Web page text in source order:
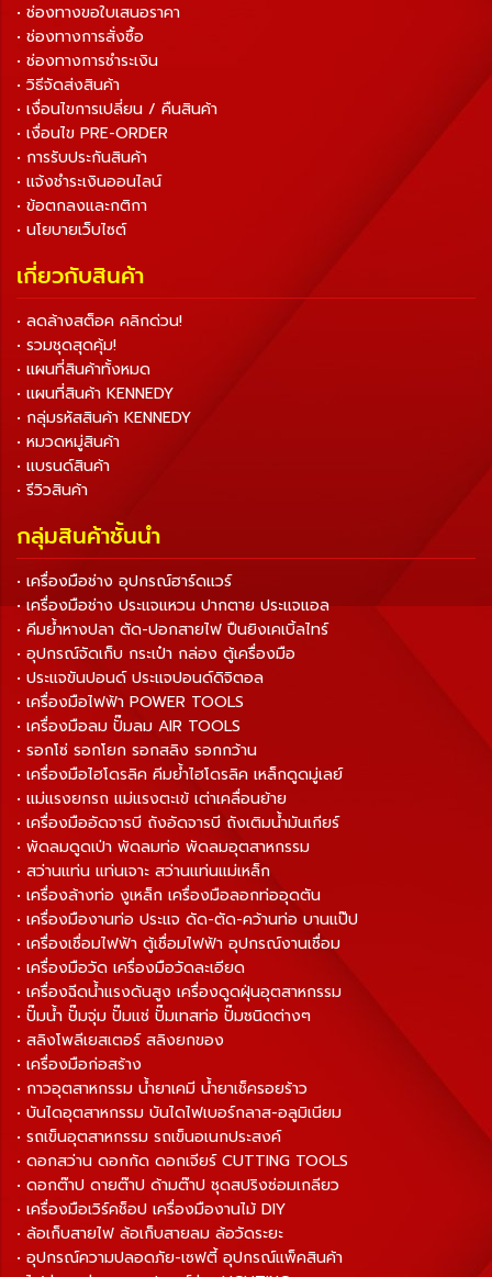
• ช่องทางขอใบเสนอราคา
• ช่องทางการสั่งซื้อ
• ช่องทางการชำระเงิน
• วิธีจัดส่งสินค้า
• เงื่อนไขการเปลี่ยน / คืนสินค้า
• เงื่อนไข PRE-ORDER
• การรับประกันสินค้า
• แจ้งชำระเงินออนไลน์
• ข้อตกลงและกติกา
• นโยบายเว็บไซต์
เกี่ยวกับสินค้า
• ลดล้างสต็อค คลิกด่วน!
• รวมชุดสุดคุ้ม!
• แผนที่สินค้าทั้งหมด
• แผนที่สินค้า KENNEDY
• กลุ่มรหัสสินค้า KENNEDY
• หมวดหมู่สินค้า
• แบรนด์สินค้า
• รีวิวสินค้า
กลุ่มสินค้าชั้นนำ
• เครื่องมือช่าง อุปกรณ์ฮาร์ดแวร์
• เครื่องมือช่าง ประแจแหวน ปากตาย ประแจแอล
• คีมย้ำหางปลา ตัด-ปอกสายไฟ ปืนยิงเคเบิ้ลไทร์
• อุปกรณ์จัดเก็บ กระเป๋า กล่อง ตู้เครื่องมือ
• ประแจขันปอนด์ ประแจปอนด์ดิจิตอล
• เครื่องมือไฟฟ้า POWER TOOLS
• เครื่องมือลม ปั๊มลม AIR TOOLS
• รอกโซ่ รอกโยก รอกสลิง รอกกว้าน
• เครื่องมือไฮโดรลิค คีมย้ำไฮโดรลิค เหล็กดูดมู่เลย์
• แม่แรงยกรถ แม่แรงตะเข้ เต่าเคลื่อนย้าย
• เครื่องมืออัดจารบี ถังอัดจารบี ถังเติมน้ำมันเกียร์
• พัดลมดูดเป่า พัดลมท่อ พัดลมอุตสาหกรรม
• สว่านแท่น แท่นเจาะ สว่านแท่นแม่เหล็ก
• เครื่องล้างท่อ งูเหล็ก เครื่องมือลอกท่ออุดตัน
• เครื่องมืองานท่อ ประแจ ดัด-ตัด-คว้านท่อ บานแป๊ป
• เครื่องเชื่อมไฟฟ้า ตู้เชื่อมไฟฟ้า อุปกรณ์งานเชื่อม
• เครื่องมือวัด เครื่องมือวัดละเอียด
• เครื่องฉีดน้ำแรงดันสูง เครื่องดูดฝุ่นอุตสาหกรรม
• ปั๊มน้ำ ปั๊มจุ่ม ปั๊มแช่ ปั๊มเทสท่อ ปั๊มชนิดต่างๆ
• สลิงโพลีเยสเตอร์ สลิงยกของ
• เครื่องมือก่อสร้าง
• กาวอุตสาหกรรม น้ำยาเคมี น้ำยาเช็ครอยร้าว
• บันไดอุตสาหกรรม บันไดไฟเบอร์กลาส-อลูมิเนียม
• รถเข็นอุตสาหกรรม รถเข็นอเนกประสงค์
• ดอกสว่าน ดอกกัด ดอกเจียร์ CUTTING TOOLS
• ดอกต๊าป ดายต๊าป ด้ามต๊าป ชุดสปริงซ่อมเกลียว
• เครื่องมือเวิร์คช็อป เครื่องมืองานไม้ DIY
• ล้อเก็บสายไฟ ล้อเก็บสายลม ล้อวัดระยะ
• อุปกรณ์ความปลอดภัย-เซฟตี้ อุปกรณ์แพ็คสินค้า